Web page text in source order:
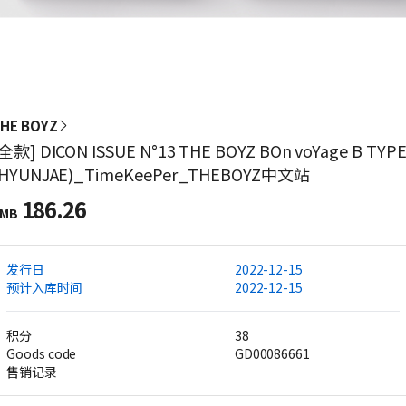
BOYZ
款] DICON ISSUE N°13 THE BOYZ BOn voYage B TYPE
中文站
186.26
发行日
2022-12-15
预计入库时间
2022-12-15
积分
38
Goods code
GD00086661
售销记录